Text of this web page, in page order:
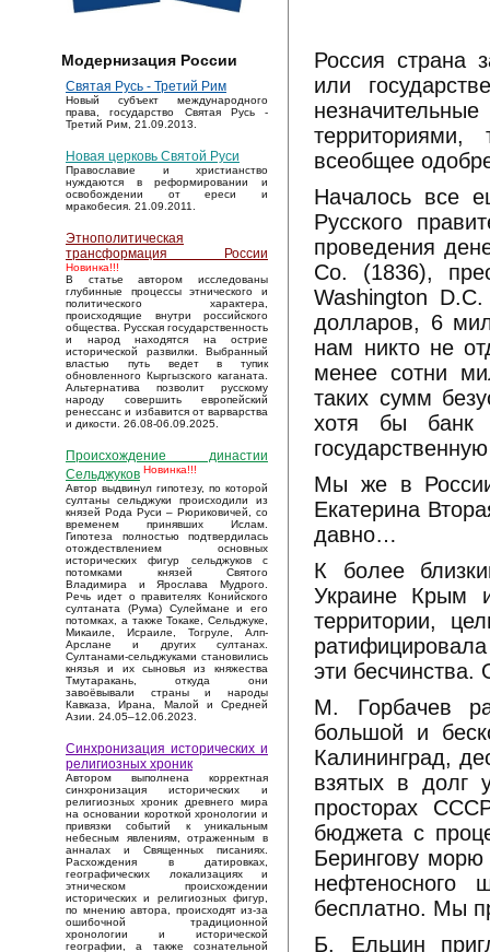
Модернизация России
Святая Русь - Третий Рим
Новый субъект международного
права, государство Святая Русь -
Третий Рим, 21.09.2013.
Новая церковь Святой Руси
Православие и христианство
нуждаются в реформировании и
освобождении от ереси и
мракобесия. 21.09.2011.
Этнополитическая
трансформация России
Новинка!!!
В статье автором исследованы
глубинные процессы этнического и
политического характера,
происходящие внутри российского
общества. Русская государственность
и народ находятся на острие
исторической развилки. Выбранный
властью путь ведет в тупик
обновленного Кыргызского каганата.
Альтернатива позволит русскому
народу совершить европейский
ренессанс и избавится от варварства
и дикости. 26.08-06.09.2025.
Происхождение династии
Сельджуков Новинка!!!
Автор выдвинул гипотезу, по которой
султаны сельджуки происходили из
князей Рода Руси – Рюриковичей, со
временем принявших Ислам.
Гипотеза полностью подтвердилась
отождествлением основных
исторических фигур сельджуков с
потомками князей Святого
Владимира и Ярослава Мудрого.
Речь идет о правителях Конийского
султаната (Рума) Сулеймане и его
потомках, а также Токаке, Сельджуке,
Микаиле, Исраиле, Тогруле, Алп-
Арслане и других султанах.
Султанами-сельджуками становились
князья и их сыновья из княжества
Тмутаракань, откуда они
завоёвывали страны и народы
Кавказа, Ирана, Малой и Средней
Азии. 24.05–12.06.2023.
Синхронизация исторических и
религиозных хроник
Автором выполнена корректная
синхронизация исторических и
религиозных хроник древнего мира
на основании короткой хронологии и
привязки событий к уникальным
небесным явлениям, отраженным в
анналах и Священных писаниях.
Расхождения в датировках,
географических локализациях и
этническом происхождении
исторических и религиозных фигур,
по мнению автора, происходят из-за
ошибочной традиционной
хронологии и исторической
географии, а также сознательной
Россия страна
или
всеобщее
Началось все
Русского
проведения
Co. (1836),
Washington
долларов, 6
нам никто не
менее сотни
таких сумм
хотя бы банк
Мы же в
Екатерина
давно…
К более
Украине Крым
территории,
эти
М. Горбачев
большой и
Калининград,
взятых в долг
просторах
бюджета с
Берингову
нефтеносного
бесплатно. Мы
Б. Ельцин